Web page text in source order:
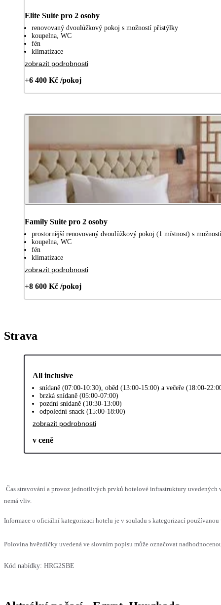
Elite Suite pro 2 osoby
renovovaný dvoulůžkový pokoj s možností přistýlky
koupelna, WC
fén
klimatizace
zobrazit podrobnosti
+6 400 Kč /pokoj
Family Suite pro 2 osoby
prostornější renovovaný dvoulůžkový pokoj (1 místnost) s
koupelna, WC
fén
klimatizace
zobrazit podrobnosti
+8 600 Kč /pokoj
Strava
All inclusive
snídaně (07:00-10:30), oběd (13:00-15:00) a večeře (18:00-
brzká snídaně (05:00-07:00)
pozdní snídaně (10:30-13:00)
odpolední snack (15:00-18:00)
zobrazit podrobnosti
v ceně
Čas stravování a provoz jednotlivých prvků hotelové infrastruktury uvedených
nemá vliv.
Informace o oficiální kategorizaci hotelu je v souladu s kategorizací
Polovina hvězdičky uvedená ve slovním popisu může označovat
Kód nabídky: HRG2SBE